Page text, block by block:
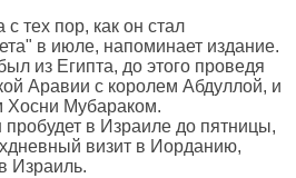
тех пор, как он стал
в июле, напоминает издание.
из Египта, до этого проведя
Аравии с королем Абдуллой, и
Хосни Мубараком.
пробудет в Израиле до пятницы,
визит в Иорданию,
Израиль.